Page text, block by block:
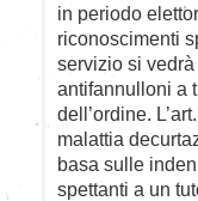
in periodo
riconoscimenti
servizio si
antifannulloni a
dell’ordine.
malattia
basa sulle
spettanti a un